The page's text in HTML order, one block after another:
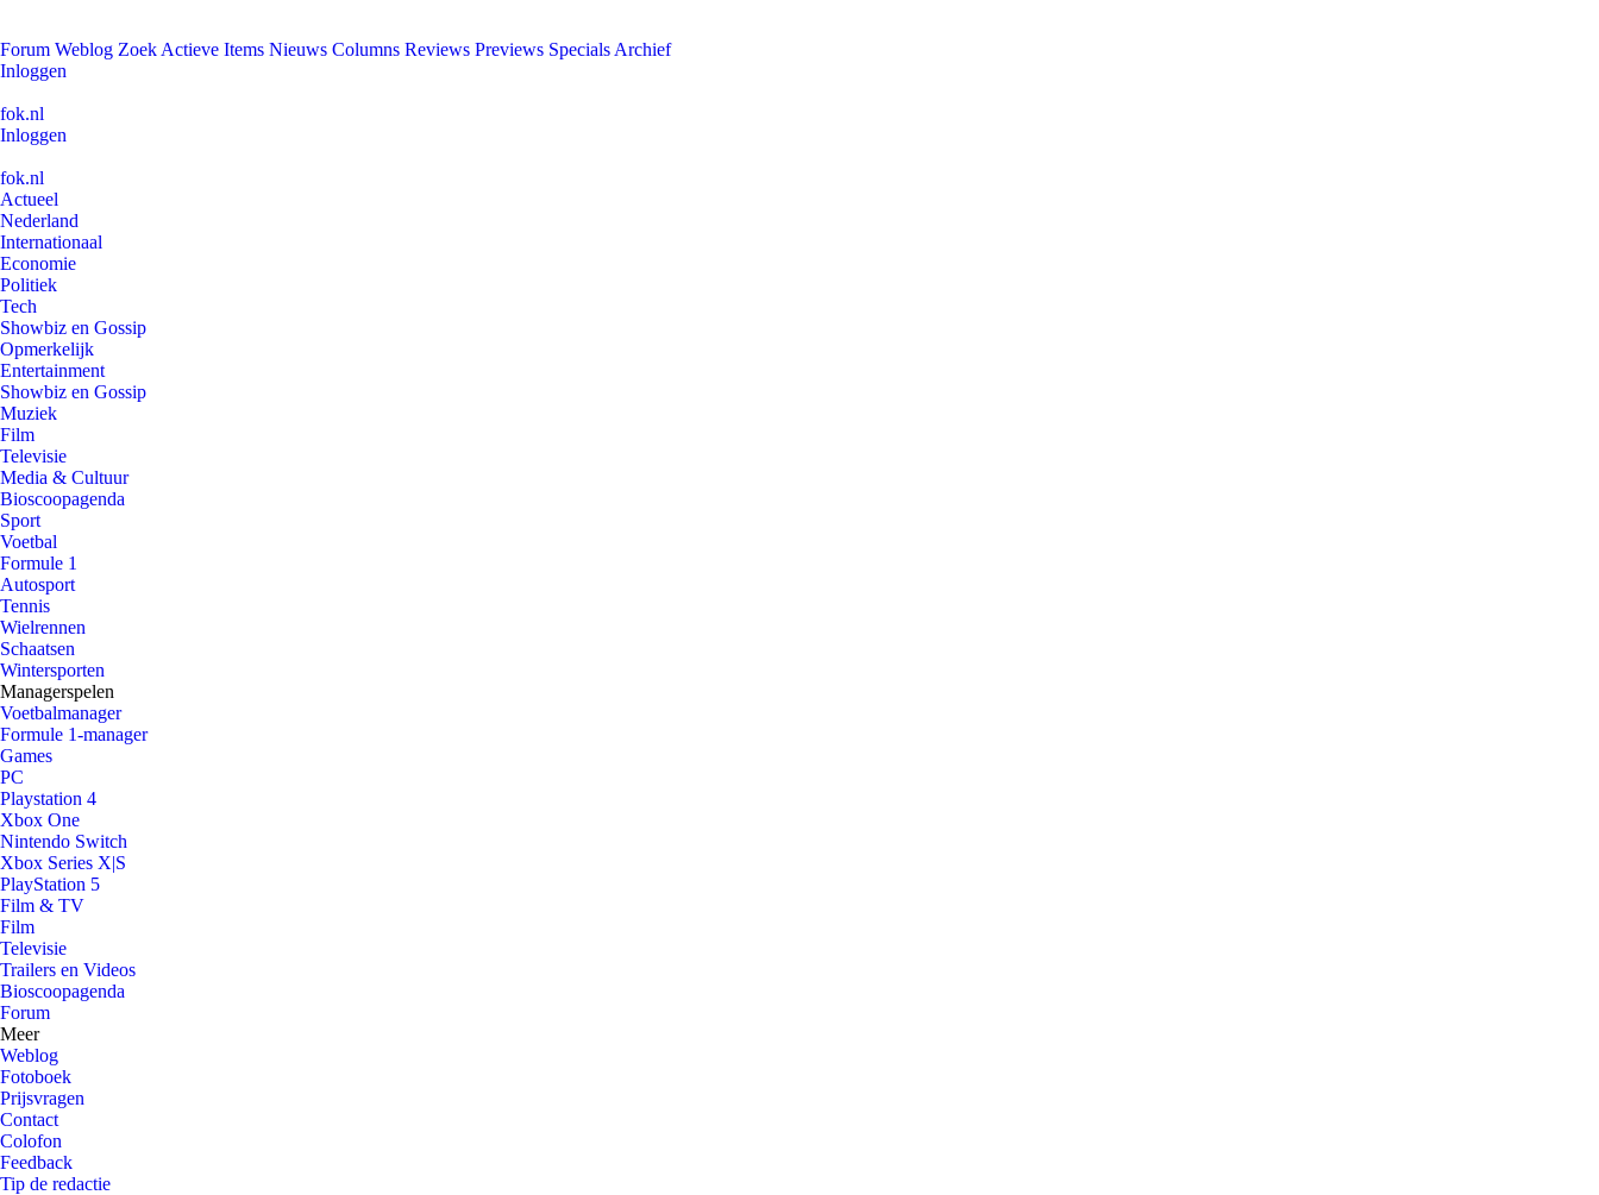
Forum Weblog Zoek Actieve Items Nieuws Columns Reviews Previews Specials Archief
Inloggen
fok.nl
Inloggen
fok.nl
Actueel
Nederland
Internationaal
Economie
Politiek
Tech
Showbiz en Gossip
Opmerkelijk
Entertainment
Showbiz en Gossip
Muziek
Film
Televisie
Media & Cultuur
Bioscoopagenda
Sport
Voetbal
Formule 1
Autosport
Tennis
Wielrennen
Schaatsen
Wintersporten
Managerspelen
Voetbalmanager
Formule 1-manager
Games
PC
Playstation 4
Xbox One
Nintendo Switch
Xbox Series X|S
PlayStation 5
Film & TV
Film
Televisie
Trailers en Videos
Bioscoopagenda
Forum
Meer
Weblog
Fotoboek
Prijsvragen
Contact
Colofon
Feedback
Tip de redactie